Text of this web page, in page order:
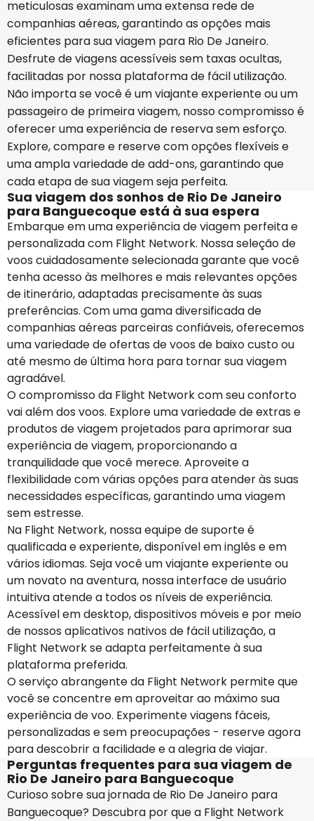
meticulosas examinam uma extensa rede de
companhias aéreas, garantindo as opções mais
eficientes para sua viagem para Rio De Janeiro.
Desfrute de viagens acessíveis sem taxas ocultas,
facilitadas por nossa plataforma de fácil utilização.
Não importa se você é um viajante experiente ou um
passageiro de primeira viagem, nosso compromisso é
oferecer uma experiência de reserva sem esforço.
Explore, compare e reserve com opções flexíveis e
uma ampla variedade de add-ons, garantindo que
cada etapa de sua viagem seja perfeita.
Sua viagem dos sonhos de Rio De Janeiro
para Banguecoque está à sua espera
Embarque em uma experiência de viagem perfeita e
personalizada com Flight Network. Nossa seleção de
voos cuidadosamente selecionada garante que você
tenha acesso às melhores e mais relevantes opções
de itinerário, adaptadas precisamente às suas
preferências. Com uma gama diversificada de
companhias aéreas parceiras confiáveis, oferecemos
uma variedade de ofertas de voos de baixo custo ou
até mesmo de última hora para tornar sua viagem
agradável.
O compromisso da Flight Network com seu conforto
vai além dos voos. Explore uma variedade de extras e
produtos de viagem projetados para aprimorar sua
experiência de viagem, proporcionando a
tranquilidade que você merece. Aproveite a
flexibilidade com várias opções para atender às suas
necessidades específicas, garantindo uma viagem
sem estresse.
Na Flight Network, nossa equipe de suporte é
qualificada e experiente, disponível em inglês e em
vários idiomas. Seja você um viajante experiente ou
um novato na aventura, nossa interface de usuário
intuitiva atende a todos os níveis de experiência.
Acessível em desktop, dispositivos móveis e por meio
de nossos aplicativos nativos de fácil utilização, a
Flight Network se adapta perfeitamente à sua
plataforma preferida.
O serviço abrangente da Flight Network permite que
você se concentre em aproveitar ao máximo sua
experiência de voo. Experimente viagens fáceis,
personalizadas e sem preocupações - reserve agora
para descobrir a facilidade e a alegria de viajar.
Perguntas frequentes para sua viagem de
Rio De Janeiro para Banguecoque
Curioso sobre sua jornada de Rio De Janeiro para
Banguecoque? Descubra por que a Flight Network